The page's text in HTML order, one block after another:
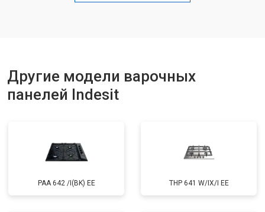
Другие модели варочных
панелей Indesit
PAA 642 /I(BK) EE THP 641 W/IX/I EE